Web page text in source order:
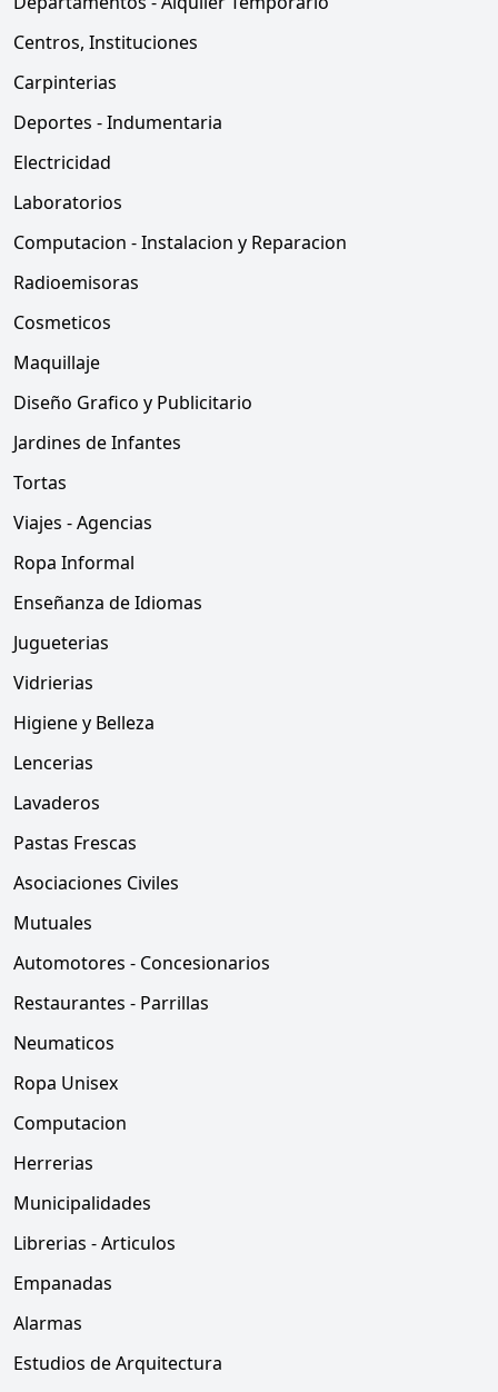
Centros, Instituciones
Carpinterias
Deportes - Indumentaria
Electricidad
Laboratorios
Computacion - Instalacion y Reparacion
Radioemisoras
Cosmeticos
Maquillaje
Diseño Grafico y Publicitario
Jardines de Infantes
Tortas
Viajes - Agencias
Ropa Informal
Enseñanza de Idiomas
Jugueterias
Vidrierias
Higiene y Belleza
Lencerias
Lavaderos
Pastas Frescas
Asociaciones Civiles
Mutuales
Automotores - Concesionarios
Restaurantes - Parrillas
Neumaticos
Ropa Unisex
Computacion
Herrerias
Municipalidades
Librerias - Articulos
Empanadas
Alarmas
Estudios de Arquitectura